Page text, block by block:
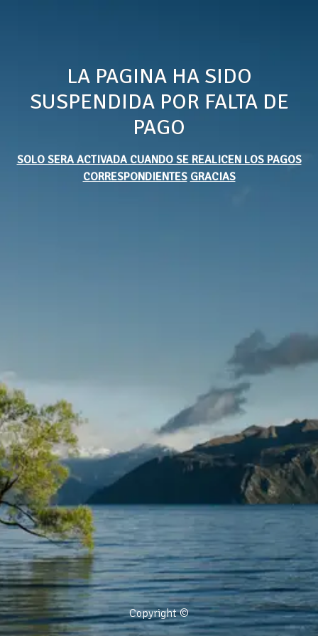
LA PAGINA HA SIDO
SUSPENDIDA POR FALTA DE
PAGO
SOLO SERA ACTIVADA CUANDO SE REALICEN LOS PAGOS
CORRESPONDIENTES GRACIAS
Copyright ©